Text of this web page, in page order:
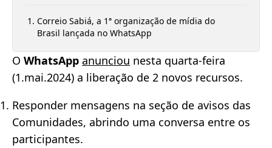
Correio Sabiá, a 1ª organização de mídia do
Brasil lançada no WhatsApp
O WhatsApp anunciou nesta quarta-feira
(1.mai.2024) a liberação de 2 novos recursos.
Responder mensagens na seção de avisos das
Comunidades, abrindo uma conversa entre os
participantes.